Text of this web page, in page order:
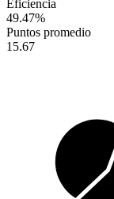
Eficiencia
49.47%
Puntos promedio
15.67